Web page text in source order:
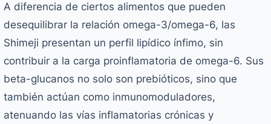
A diferencia de ciertos alimentos que pueden
desequilibrar la relación omega-3/omega-6, las
Shimeji presentan un perfil lipídico ínfimo, sin
contribuir a la carga proinflamatoria de omega-6. Sus
beta-glucanos no solo son prebióticos, sino que
también actúan como inmunomoduladores,
atenuando las vías inflamatorias crónicas y